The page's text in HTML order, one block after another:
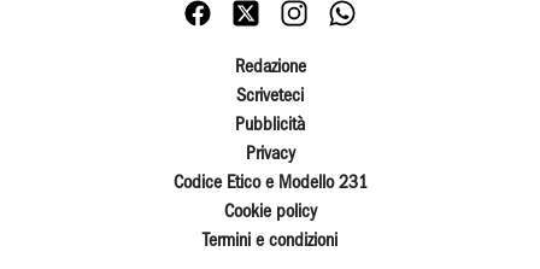
Redazione
Scriveteci
Pubblicità
Privacy
Codice Etico e Modello 231
Cookie policy
Termini e condizioni